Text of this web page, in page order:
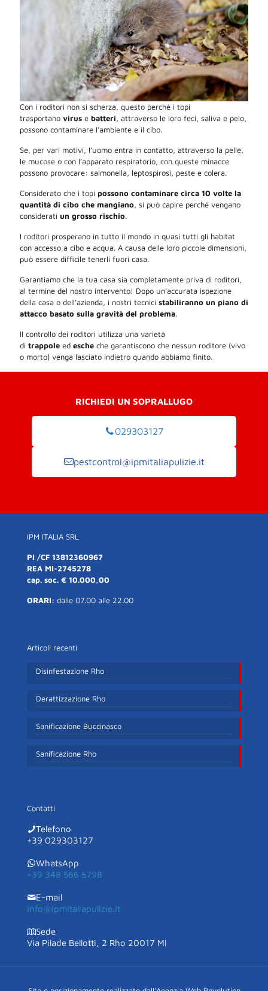
Con i roditori non si scherza, questo perché i topi
trasportano virus e batteri , attraverso le loro feci, saliva e pelo,
possono contaminare l’ambiente e il cibo.
Se, per vari motivi, l’uomo entra in contatto, attraverso la pelle,
le mucose o con l’apparato respiratorio, con queste minacce
possono provocare: salmonella, leptospirosi, peste e colera.
Considerato che i topi possono contaminare circa 10 volte la
quantità di cibo che mangiano , si può capire perché vengano
considerati un grosso rischio.
I roditori prosperano in tutto il mondo in quasi tutti gli habitat
con accesso a cibo e acqua. A causa delle loro piccole dimensioni,
può essere difficile tenerli fuori casa.
Garantiamo che la tua casa sia completamente priva di roditori,
al termine del nostro intervento! Dopo un’accurata ispezione
della casa o dell’azienda, i nostri tecnici stabiliranno un piano di
attacco basato sulla gravità del problema.
Il controllo dei roditori utilizza una varietà
di trappole ed esche che garantiscono che nessun roditore (vivo
o morto) venga lasciato indietro quando abbiamo finito.
RICHIEDI UN SOPRALLUGO
029303127
pestcontrol@ipmitaliapulizie.it
IPM ITALIA SRL
PI /CF 13812360967
REA MI-2745278
cap. soc. € 10.000,00
ORARI: dalle 07.00 alle 22.00
Articoli recenti
Disinfestazione Rho
Derattizzazione Rho
Sanificazione Buccinasco
Sanificazione Rho
Contatti
Telefono
+39 029303127
WhatsApp
+39 348 566 5798
E-mail
info@ipmitaliapulizie.it
Sede
Via Pilade Bellotti, 2 Rho 20017 MI